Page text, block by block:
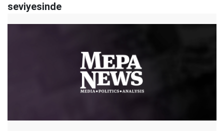
seviyesinde